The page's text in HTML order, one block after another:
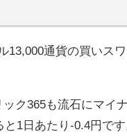
通貨の買いス
ク365も流石にマイ
1日あたり-0.4円です